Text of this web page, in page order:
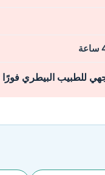
للطبيب البيطري فورًا